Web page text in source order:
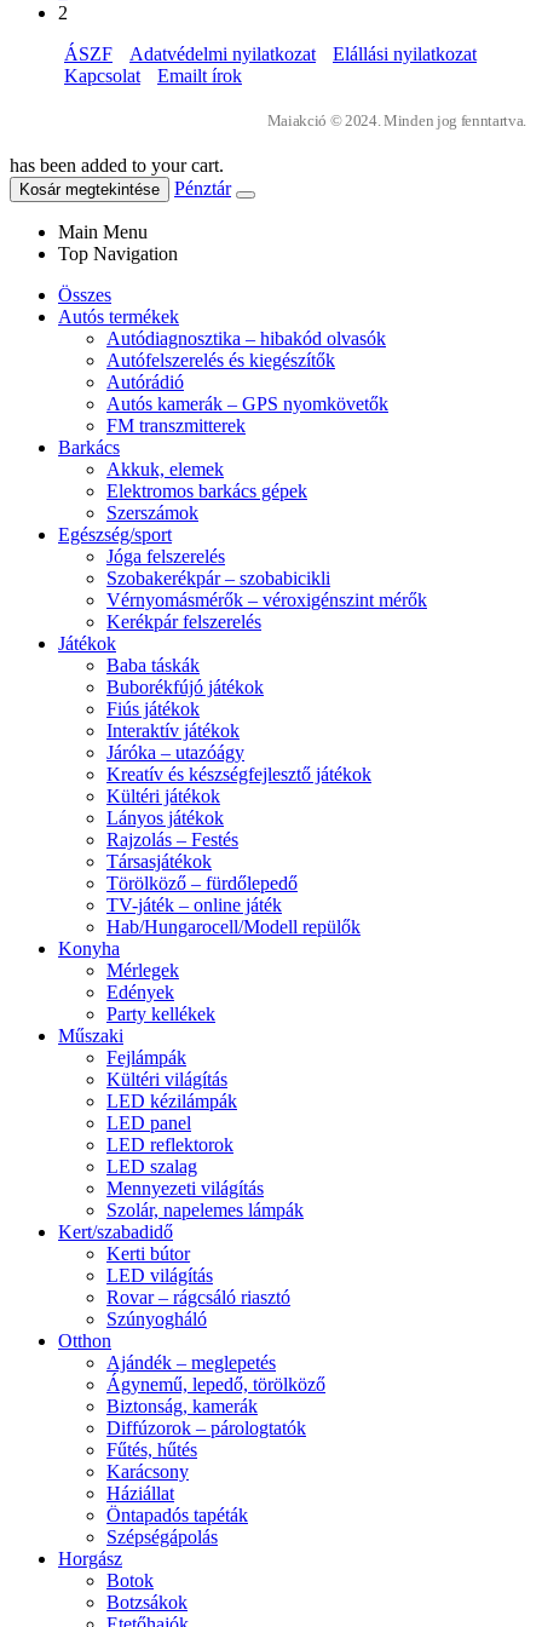
2
ÁSZF
Adatvédelmi nyilatkozat
Elállási nyilatkozat
Kapcsolat
Emailt írok
Maiakció © 2024. Minden jog fenntartva.
has been added to your cart.
Kosár megtekintése Pénztár
Main Menu
Top Navigation
Összes
Autós termékek
Autódiagnosztika – hibakód olvasók
Autófelszerelés és kiegészítők
Autórádió
Autós kamerák – GPS nyomkövetők
FM transzmitterek
Barkács
Akkuk, elemek
Elektromos barkács gépek
Szerszámok
Egészség/sport
Jóga felszerelés
Szobakerékpár – szobabicikli
Vérnyomásmérők – véroxigénszint mérők
Kerékpár felszerelés
Játékok
Baba táskák
Buborékfújó játékok
Fiús játékok
Interaktív játékok
Járóka – utazóágy
Kreatív és készségfejlesztő játékok
Kültéri játékok
Lányos játékok
Rajzolás – Festés
Társasjátékok
Törölköző – fürdőlepedő
TV-játék – online játék
Hab/Hungarocell/Modell repülők
Konyha
Mérlegek
Edények
Party kellékek
Műszaki
Fejlámpák
Kültéri világítás
LED kézilámpák
LED panel
LED reflektorok
LED szalag
Mennyezeti világítás
Szolár, napelemes lámpák
Kert/szabadidő
Kerti bútor
LED világítás
Rovar – rágcsáló riasztó
Szúnyogháló
Otthon
Ajándék – meglepetés
Ágynemű, lepedő, törölköző
Biztonság, kamerák
Diffúzorok – párologtatók
Fűtés, hűtés
Karácsony
Háziállat
Öntapadós tapéták
Szépségápolás
Horgász
Botok
Botzsákok